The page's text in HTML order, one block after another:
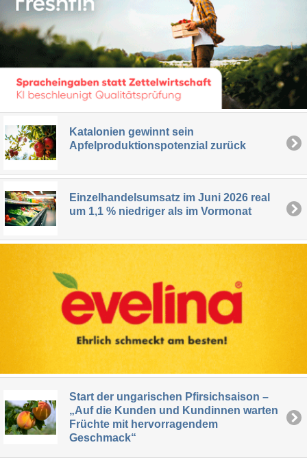
Katalonien gewinnt sein
Apfelproduktionspotenzial zurück
Einzelhandelsumsatz im Juni 2026 real
um 1,1 % niedriger als im Vormonat
Start der ungarischen Pfirsichsaison –
„Auf die Kunden und Kundinnen warten
Früchte mit hervorragendem
Geschmack“